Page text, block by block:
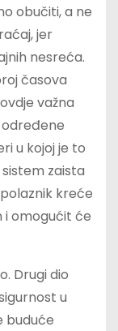
obučiti, a ne
jer
nesreća.
časova
važna
u kojoj je to
zaista
kreće
i omogućit će
Drugi dio
u
buduće